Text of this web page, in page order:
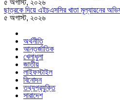
৫ অগাস্ট, ২০২৬
ছাত্রকে দিয়ে এইচএসসির খাতা মূল্যায়নের
৫ অগাস্ট, ২০২৬
অর্থনীতি
আন্তর্জাতিক
খেলাধুলা
জাতীয়
লাইফস্টাইল
বিনোদন
তথ্যপ্রযুক্তি
সারাদেশ